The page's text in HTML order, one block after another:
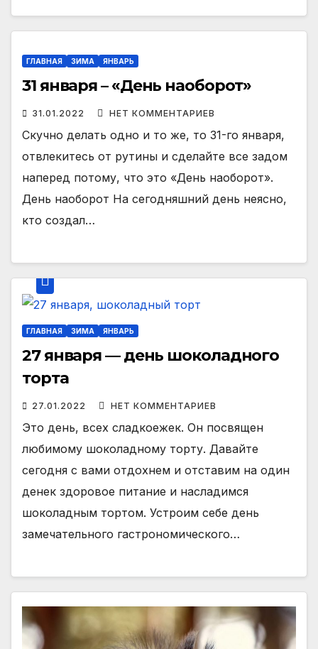
ГЛАВНАЯ ЗИМА ЯНВАРЬ
31 января – «День наоборот»
31.01.2022 НЕТ КОММЕНТАРИЕВ
Скучно делать одно и то же, то 31-го января,
отвлекитесь от рутины и сделайте все задом
наперед потому, что это «День наоборот».
День наоборот На сегодняшний день неясно,
кто создал…
ГЛАВНАЯ ЗИМА ЯНВАРЬ
27 января — день шоколадного
торта
27.01.2022 НЕТ КОММЕНТАРИЕВ
Это день, всех сладкоежек. Он посвящен
любимому шоколадному торту. Давайте
сегодня с вами отдохнем и отставим на один
денек здоровое питание и насладимся
шоколадным тортом. Устроим себе день
замечательного гастрономического…